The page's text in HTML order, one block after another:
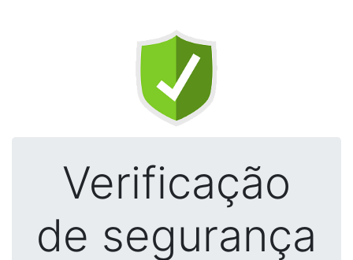
Verificação
de segurança